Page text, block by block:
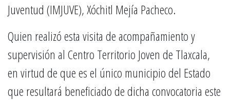
Juventud (IMJUVE), Xóchitl Mejía Pacheco.
Quien realizó esta visita de acompañamiento y
supervisión al Centro Territorio Joven de Tlaxcala,
en virtud de que es el único municipio del Estado
que resultará beneficiado de dicha convocatoria este